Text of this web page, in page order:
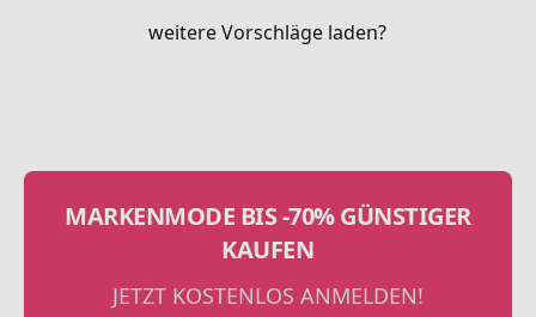
weitere Vorschläge laden?
MARKENMODE BIS -70% GÜNSTIGER
KAUFEN
JETZT KOSTENLOS ANMELDEN!